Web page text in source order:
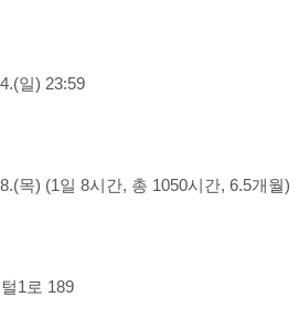
일) 23:59
목) (1 일 8시간, 총 1050시간, 6.5개월)
1 로 189